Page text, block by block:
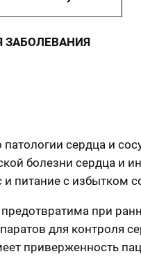
ЗАБОЛЕВАНИЯ
сердца и
болезни сердца и
и питание с избытком
при
для контроля
приверженность